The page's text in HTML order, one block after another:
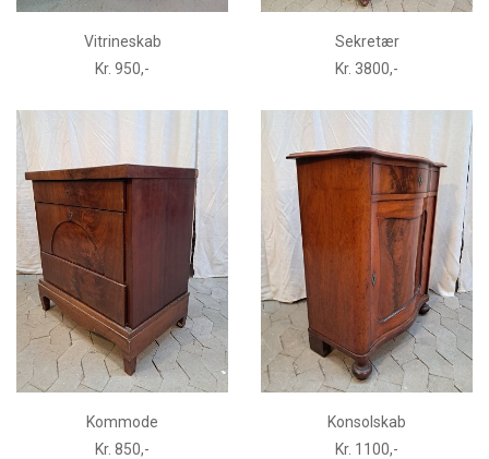
Vitrineskab
Kr. 950,-
Sekretær
Kr. 3800,-
Kommode
Kr. 850,-
Konsolskab
Kr. 1100,-